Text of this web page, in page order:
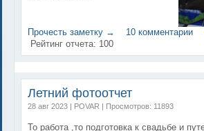
Прочесть заметку →
10 комментарии
Рейтинг отчета: 100
Летний фотоотчет
28 авг 2023 | POVAR | Просмотров: 11893
То работа ,то подготовка к свадьбе и